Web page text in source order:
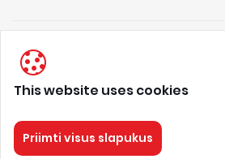
STORENTVisos teisės saugomos
Privacy Policy
About us
This website uses cookies
Priimti visus slapukus